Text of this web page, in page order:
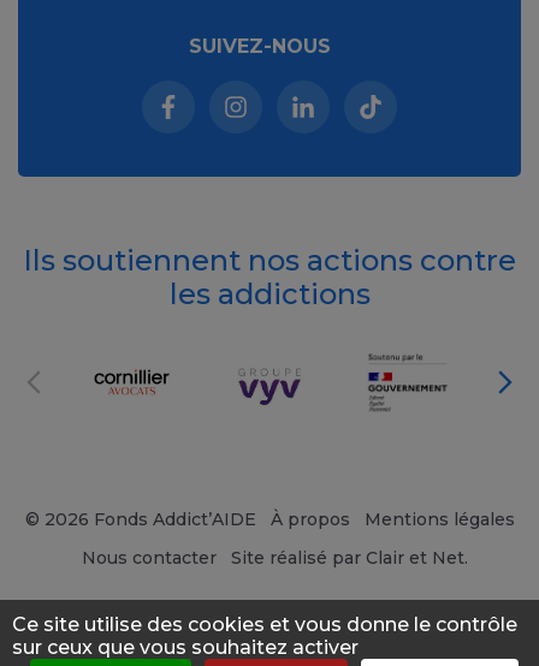
SUIVEZ-NOUS
Facebook (nouvelle fenêtre)
Instagram (nouvelle fenêtre)
Linkedin (nouvelle
Tiktok (nouvelle
Ils soutiennent nos actions contre
les addictions
© 2026 Fonds Addict’AIDE À propos
Mentions légales
Nous contacter
Site réalisé par Clair et Net.
Ce site utilise des cookies et vous donne le contrôle
sur ceux que vous souhaitez activer